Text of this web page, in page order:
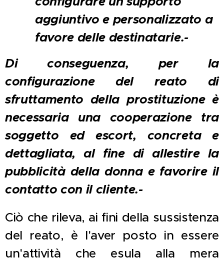
aggiuntivo e personalizzato a
favore delle destinatarie.-
Di conseguenza, per la
configurazione del reato di
sfruttamento della prostituzione è
necessaria una cooperazione tra
soggetto ed escort, concreta e
dettagliata, al fine di allestire la
pubblicità della donna e favorire il
contatto con il cliente.-
Ciò che rileva, ai fini della sussistenza
del reato, è l'aver posto in essere
un'attività che esula alla mera